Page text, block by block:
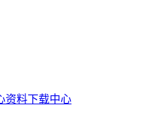
资料下载中心